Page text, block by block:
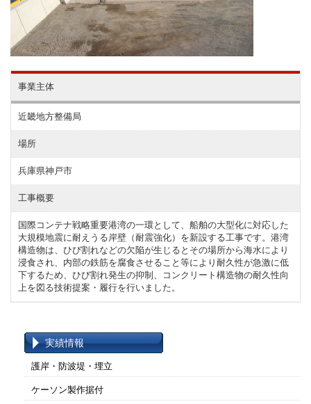
事業主体
近畿地方整備局
場所
兵庫県神戸市
工事概要
国際コンテナ戦略重要港湾の一環として、船舶の大型化に対応した
大規模地震に耐えうる岸壁（耐震強化）を新設する工事です。港湾
構造物は、ひび割れなどの欠陥が生じるとその場所から海水により
浸食され、内部の鉄筋を腐食させること等により耐久性が急激に低
下するため、ひび割れ発生の抑制、コンクリート構造物の耐久性向
上を図る技術提案・履行を行いました。
実績情報
護岸・防波堤・埋立
ケーソン製作据付